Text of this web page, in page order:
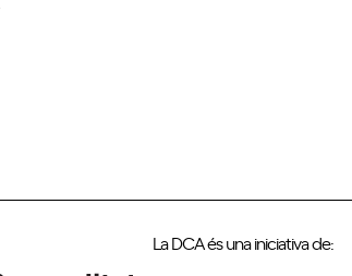
La DCA és una iniciativa de: